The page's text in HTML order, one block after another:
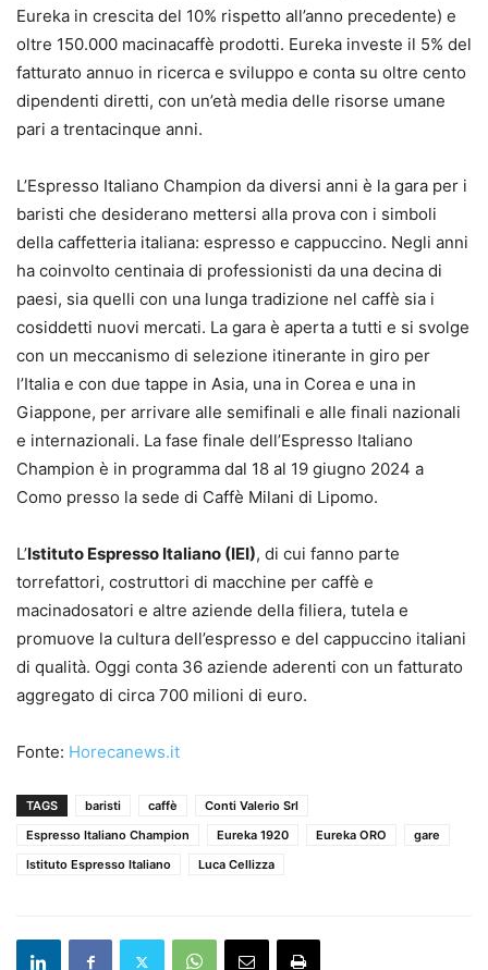
Eureka in crescita del 10% rispetto all’anno precedente) e
oltre 150.000 macinacaffè prodotti. Eureka investe il 5% del
fatturato annuo in ricerca e sviluppo e conta su oltre cento
dipendenti diretti, con un’età media delle risorse umane
pari a trentacinque anni.
L’Espresso Italiano Champion da diversi anni è la gara per i
baristi che desiderano mettersi alla prova con i simboli
della caffetteria italiana: espresso e cappuccino. Negli anni
ha coinvolto centinaia di professionisti da una decina di
paesi, sia quelli con una lunga tradizione nel caffè sia i
cosiddetti nuovi mercati. La gara è aperta a tutti e si svolge
con un meccanismo di selezione itinerante in giro per
l’Italia e con due tappe in Asia, una in Corea e una in
Giappone, per arrivare alle semifinali e alle finali nazionali
e internazionali. La fase finale dell’Espresso Italiano
Champion è in programma dal 18 al 19 giugno 2024 a
Como presso la sede di Caffè Milani di Lipomo.
L’Istituto Espresso Italiano (IEI), di cui fanno parte
torrefattori, costruttori di macchine per caffè e
macinadosatori e altre aziende della filiera, tutela e
promuove la cultura dell’espresso e del cappuccino italiani
di qualità. Oggi conta 36 aziende aderenti con un fatturato
aggregato di circa 700 milioni di euro.
Fonte: Horecanews.it
TAGS baristi caffè
Conti Valerio Srl
Espresso Italiano Champion
Eureka 1920 Eureka ORO
gare
Istituto Espresso Italiano
Luca Cellizza